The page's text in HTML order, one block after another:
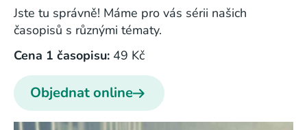
Jste tu správně! Máme pro vás sérii našich
časopisů s různými tématy.
Cena 1 časopisu: 49 Kč
Objednat online